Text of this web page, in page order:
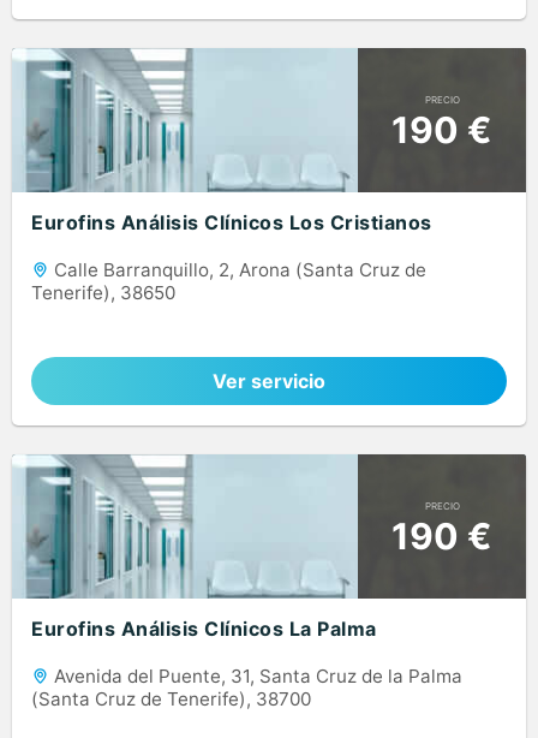
PRECIO
190 €
Eurofins Análisis Clínicos Los Cristianos
Calle Barranquillo, 2, Arona (Santa Cruz de
Tenerife), 38650
Ver servicio
PRECIO
190 €
Eurofins Análisis Clínicos La Palma
Avenida del Puente, 31, Santa Cruz de la Palma
(Santa Cruz de Tenerife), 38700